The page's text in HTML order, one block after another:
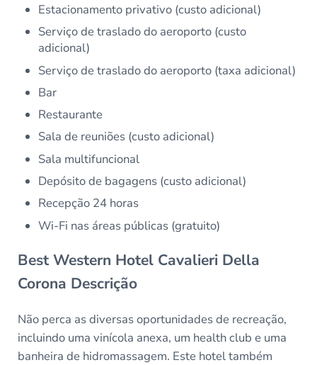
Estacionamento privativo (custo adicional)
Serviço de traslado do aeroporto (custo
adicional)
Serviço de traslado do aeroporto (taxa adicional)
Bar
Restaurante
Sala de reuniões (custo adicional)
Sala multifuncional
Depósito de bagagens (custo adicional)
Recepção 24 horas
Wi-Fi nas áreas públicas (gratuito)
Best Western Hotel Cavalieri Della
Corona Descrição
Não perca as diversas oportunidades de recreação,
incluindo uma vinícola anexa, um health club e uma
banheira de hidromassagem. Este hotel também